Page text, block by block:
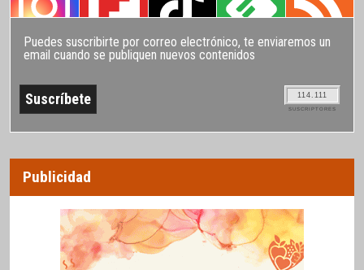
Puedes suscribirte por correo electrónico, te enviaremos un
email cuando se publiquen nuevos contenidos
114.111
SUSCRIPTORES
Publicidad